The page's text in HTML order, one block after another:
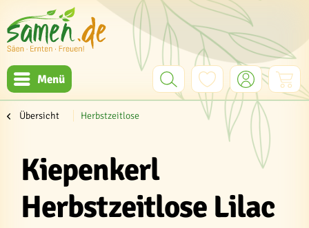
Menü
Übersicht Herbstzeitlose
Kiepenkerl
Herbstzeitlose Lilac